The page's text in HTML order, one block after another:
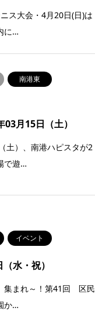
ス大会・4月20日(日)は
に…
南港東
月15日（土）
土）、南港ハピスタが2
で遊…
イベント
水・祝）
集まれ～！第41回 区民
か…